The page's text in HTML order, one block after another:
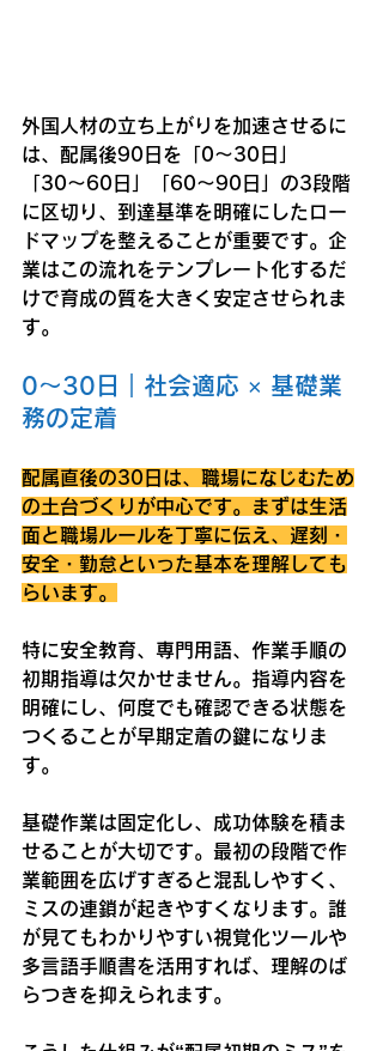
外国人材の立ち上がりを加速させるに
は、配属後90日を「0〜30日」
「30〜60日」「60〜90日」の3段階
に区切り、到達基準を明確にしたロー
ドマップを整えることが重要です。企
業はこの流れをテンプレート化するだ
けで育成の質を大きく安定させられま
す。
0〜30日｜社会適応 × 基礎業
務の定着
配属直後の30日は、職場になじむため
の土台づくりが中心です。まずは生活
面と職場ルールを丁寧に伝え、遅刻・
安全・勤怠といった基本を理解しても
らいます。
特に安全教育、専門用語、作業手順の
初期指導は欠かせません。指導内容を
明確にし、何度でも確認できる状態を
つくることが早期定着の鍵になりま
す。
基礎作業は固定化し、成功体験を積ま
せることが大切です。最初の段階で作
業範囲を広げすぎると混乱しやすく、
ミスの連鎖が起きやすくなります。誰
が見てもわかりやすい視覚化ツールや
多言語手順書を活用すれば、理解のば
らつきを抑えられます。